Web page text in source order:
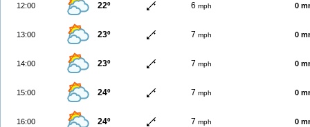
12:00 22º 6 mph 0
13:00 23º 7 mph 0
14:00 23º 7 mph 0
15:00 24º 7 mph 0
16:00 24º 7 mph 0